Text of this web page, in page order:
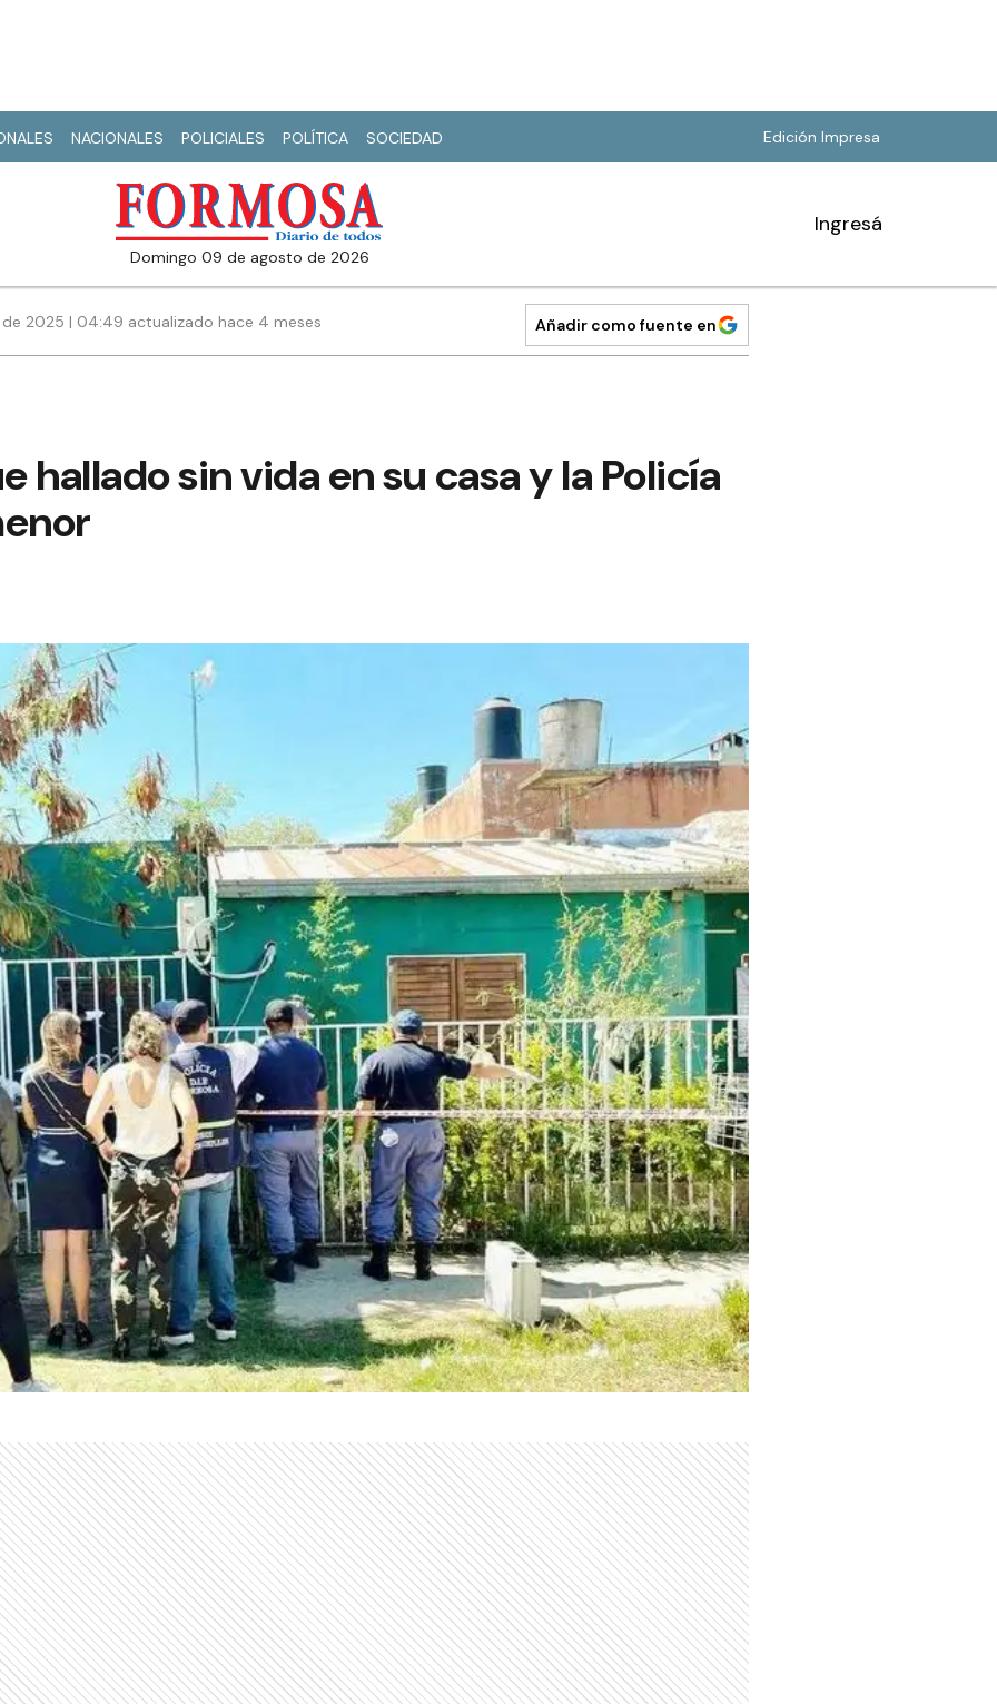
NACIONALES POLICIALES POLÍTICA SOCIEDAD Edición Impresa
domingo 09 de agosto de 2026
Ingresá
2025 | 04:49 actualizado hace 4 meses Añadir como fuente en
hallado sin vida en su casa y la Policía